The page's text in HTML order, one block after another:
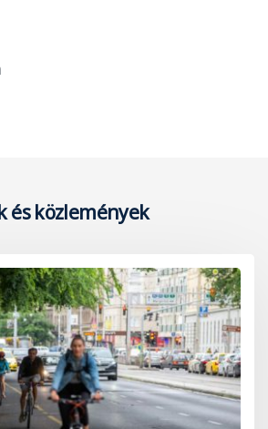
és közlemények